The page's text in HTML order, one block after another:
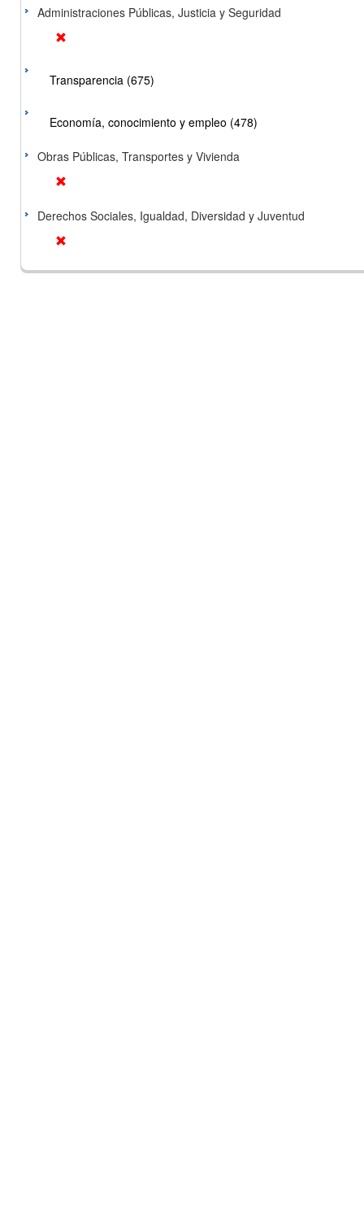
Administraciones Públicas, Justicia y Seguridad
Transparencia (675)
Economía, conocimiento y empleo (478)
Obras Públicas, Transportes y Vivienda
Derechos Sociales, Igualdad, Diversidad y Juventud